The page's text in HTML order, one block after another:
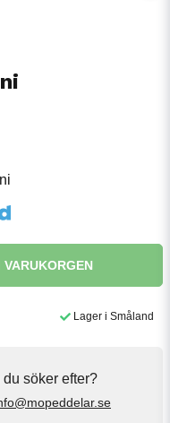
VARUKORGEN
Lager i Småland
söker efter?